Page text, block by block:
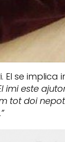
El se implica
imi este
tot doi